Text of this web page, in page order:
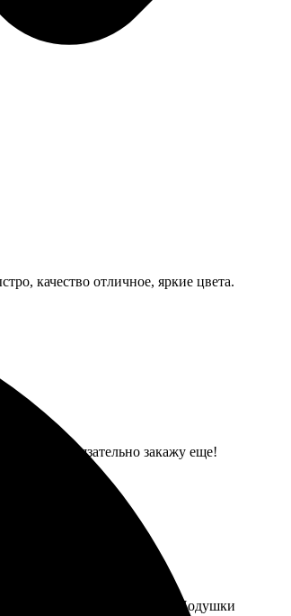
качество отличное, яркие цвета.
Обязательно закажу еще!
изображения без проблем. Подушки